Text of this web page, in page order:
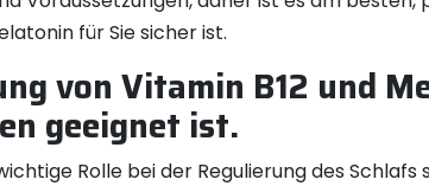
für Sie sicher ist.
von Vitamin B12 und
geeignet ist.
Rolle bei der Regulierung des